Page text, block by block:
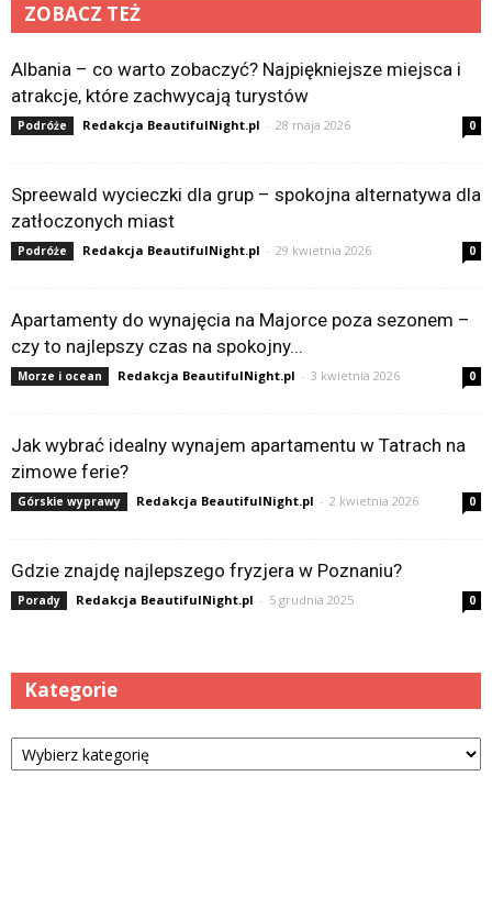
ZOBACZ TEŻ
Albania – co warto zobaczyć? Najpiękniejsze miejsca i
atrakcje, które zachwycają turystów
Podróże Redakcja BeautifulNight.pl - 28 maja 2026 0
Spreewald wycieczki dla grup – spokojna alternatywa dla
zatłoczonych miast
Podróże Redakcja BeautifulNight.pl - 29 kwietnia 2026 0
Apartamenty do wynajęcia na Majorce poza sezonem –
czy to najlepszy czas na spokojny...
Morze i ocean Redakcja BeautifulNight.pl - 3 kwietnia 2026 0
Jak wybrać idealny wynajem apartamentu w Tatrach na
zimowe ferie?
Górskie wyprawy Redakcja BeautifulNight.pl - 2 kwietnia 2026 0
Gdzie znajdę najlepszego fryzjera w Poznaniu?
Porady Redakcja BeautifulNight.pl - 5 grudnia 2025 0
Kategorie
Kategorie